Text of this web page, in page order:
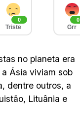
0
Triste
0
Grr
no planeta era
Ásia viviam sob
dentre outros, a
Lituânia e